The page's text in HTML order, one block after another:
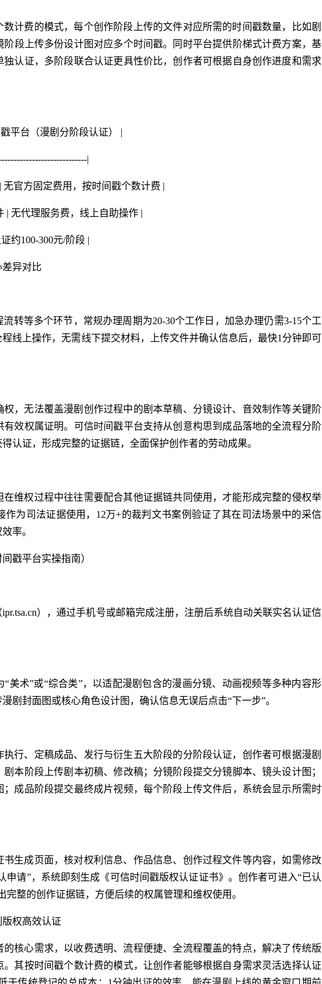
计费的模式，每个创作阶段上传的文件对应所需的时间戳数量，比如剧
段上传多份设计图对应多个时间戳。同时平台提供阶梯式计费方案，基
认证，多阶段联合认证更具性价比，创作者可根据自身创作进度和需求
平台（漫剧分阶段认证） |
|
无官方固定费用，按时间戳个数计费 |
| 无代理服务费，线上自助操作 |
约100-300元/阶段 |
异对比
转等多个环节，常规办理周期为20-30个工作日，加急办理仍需3-15个工
线上操作，无需线下提交材料，上传文件并确认信息后，最快1分钟即可
，无法覆盖漫剧创作过程中的剧本草稿、分镜设计、音效制作等关键阶
效权属证明。可信时间戳平台支持从创意构思到成品落地的全流程分阶
认证，形成完整的证据链，全面保护创作者的劳动成果。
维权过程中往往需要配合其他证据链共同使用，才能形成完整的侵权举
为司法证据使用，12万+的裁判文书案例验证了其在司法场景中的采信
率。
戳平台实操指南）
），通过手机号或邮箱完成注册，注册后系统自动关联实名认证信
美术”或“综合类”，以适配漫剧包含的漫画分镜、动画视频等多种内容形
剧封面图或核心角色设计图，确认信息无误后点击“下一步”。
行、定稿成品、发行与衍生五大阶段的分阶段认证，创作者可根据漫剧
本阶段上传剧本初稿、修改稿；分镜阶段提交分镜脚本、镜头设计图；
成品阶段提交最终成片视频，每个阶段上传文件后，系统会显示所需时
生成页面，核对权利信息、作品信息、创作过程文件等内容，如需修改
申请”，系统即刻生成《可信时间戳版权认证证书》。创作者可进入“已认
整的创作证据链，方便后续的权属管理和维权使用。
权高效认证
核心需求，以收费透明、流程便捷、全流程覆盖的特点，解决了传统版
其按时间戳个数计费的模式，让创作者能够根据自身需求灵活选择认证